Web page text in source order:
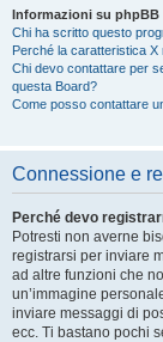
Informazioni su phpBB
Chi ha scritto questo
Perché la caratteristica X
Chi devo contattare per
questa Board?
Come posso contattare
Connessione e
Perché devo
Potresti non averne
registrarsi per inviare
ad altre funzioni che
un’immagine
inviare messaggi di
ecc. Ti bastano pochi